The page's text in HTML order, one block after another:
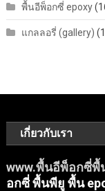
พื้นอีพ็อกซี่ epoxy
แกลลอรี่ (gallery)
เกี่ยวกับเรา
www.พื้นอีพ็อกซี่พื้
อกซี่ พื้นพียู พื้น